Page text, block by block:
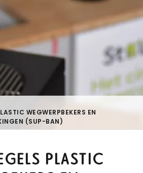
WEGWERPBEKERS EN
(SUP-BAN)
PLASTIC